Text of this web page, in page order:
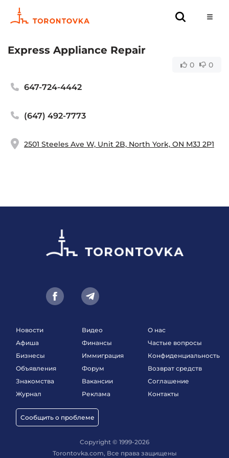
Express Appliance Repair
0 0
647-724-4442
(647) 492-7773
2501 Steeles Ave W, Unit 2B, North York, ON M3J 2P1
Новости
Афиша
Бизнесы
Объявления
Знакомства
Журнал
Сообщить о проблеме
Видео
Финансы
Иммиграция
Форум
Вакансии
Реклама
О нас
Частые вопросы
Конфиденциальность
Возврат средств
Соглашение
Контакты
Copyright © 1999-2026
Torontovka.com, Все права защищены